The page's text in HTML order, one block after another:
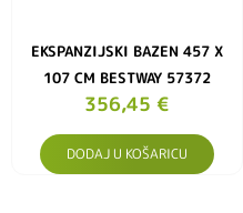
EKSPANZIJSKI BAZEN 457 X
107 CM BESTWAY 57372
356,45 €
DODAJ U KOŠARICU